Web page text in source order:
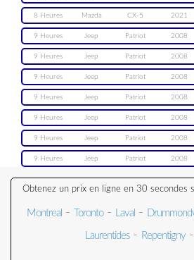
8 Heures Mazda CX-5 2021
9 Heures Jeep Patriot 2008
9 Heures Jeep Patriot 2008
9 Heures Jeep Patriot 2008
9 Heures Jeep Patriot 2008
9 Heures Jeep Patriot 2008
9 Heures Jeep Patriot 2008
9 Heures Jeep Patriot 2008
Obtenez un prix en ligne en 30 secondes
Montreal - Toronto- Laval -
Laurentides- Repentigny-